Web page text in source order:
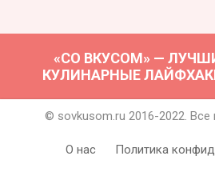
«СО ВКУСОМ» —
КУЛИНАРНЫЕ
© sovkusom.ru 2016-2022.
О нас Политика